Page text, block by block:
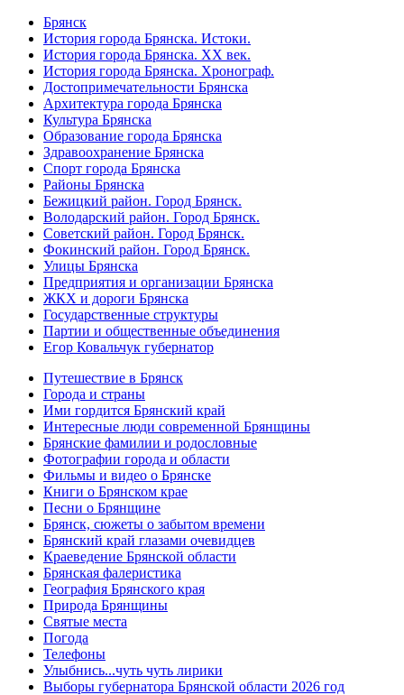
Брянск
История города Брянска. Истоки.
История города Брянска. XX век.
История города Брянска. Хронограф.
Достопримечательности Брянска
Архитектура города Брянска
Культура Брянска
Образование города Брянска
Здравоохранение Брянска
Спорт города Брянска
Районы Брянска
Бежицкий район. Город Брянск.
Володарский район. Город Брянск.
Советский район. Город Брянск.
Фокинский район. Город Брянск.
Улицы Брянска
Предприятия и организации Брянска
ЖКХ и дороги Брянска
Государственные структуры
Партии и общественные объединения
Егор Ковальчук губернатор
Путешествие в Брянск
Города и страны
Ими гордится Брянский край
Интересные люди современной Брянщины
Брянские фамилии и родословные
Фотографии города и области
Фильмы и видео о Брянске
Книги о Брянском крае
Песни о Брянщине
Брянск, сюжеты о забытом времени
Брянский край глазами очевидцев
Краеведение Брянской области
Брянская фалеристика
География Брянского края
Природа Брянщины
Святые места
Погода
Телефоны
Улыбнись...чуть чуть лирики
Выборы губернатора Брянской области 2026 год